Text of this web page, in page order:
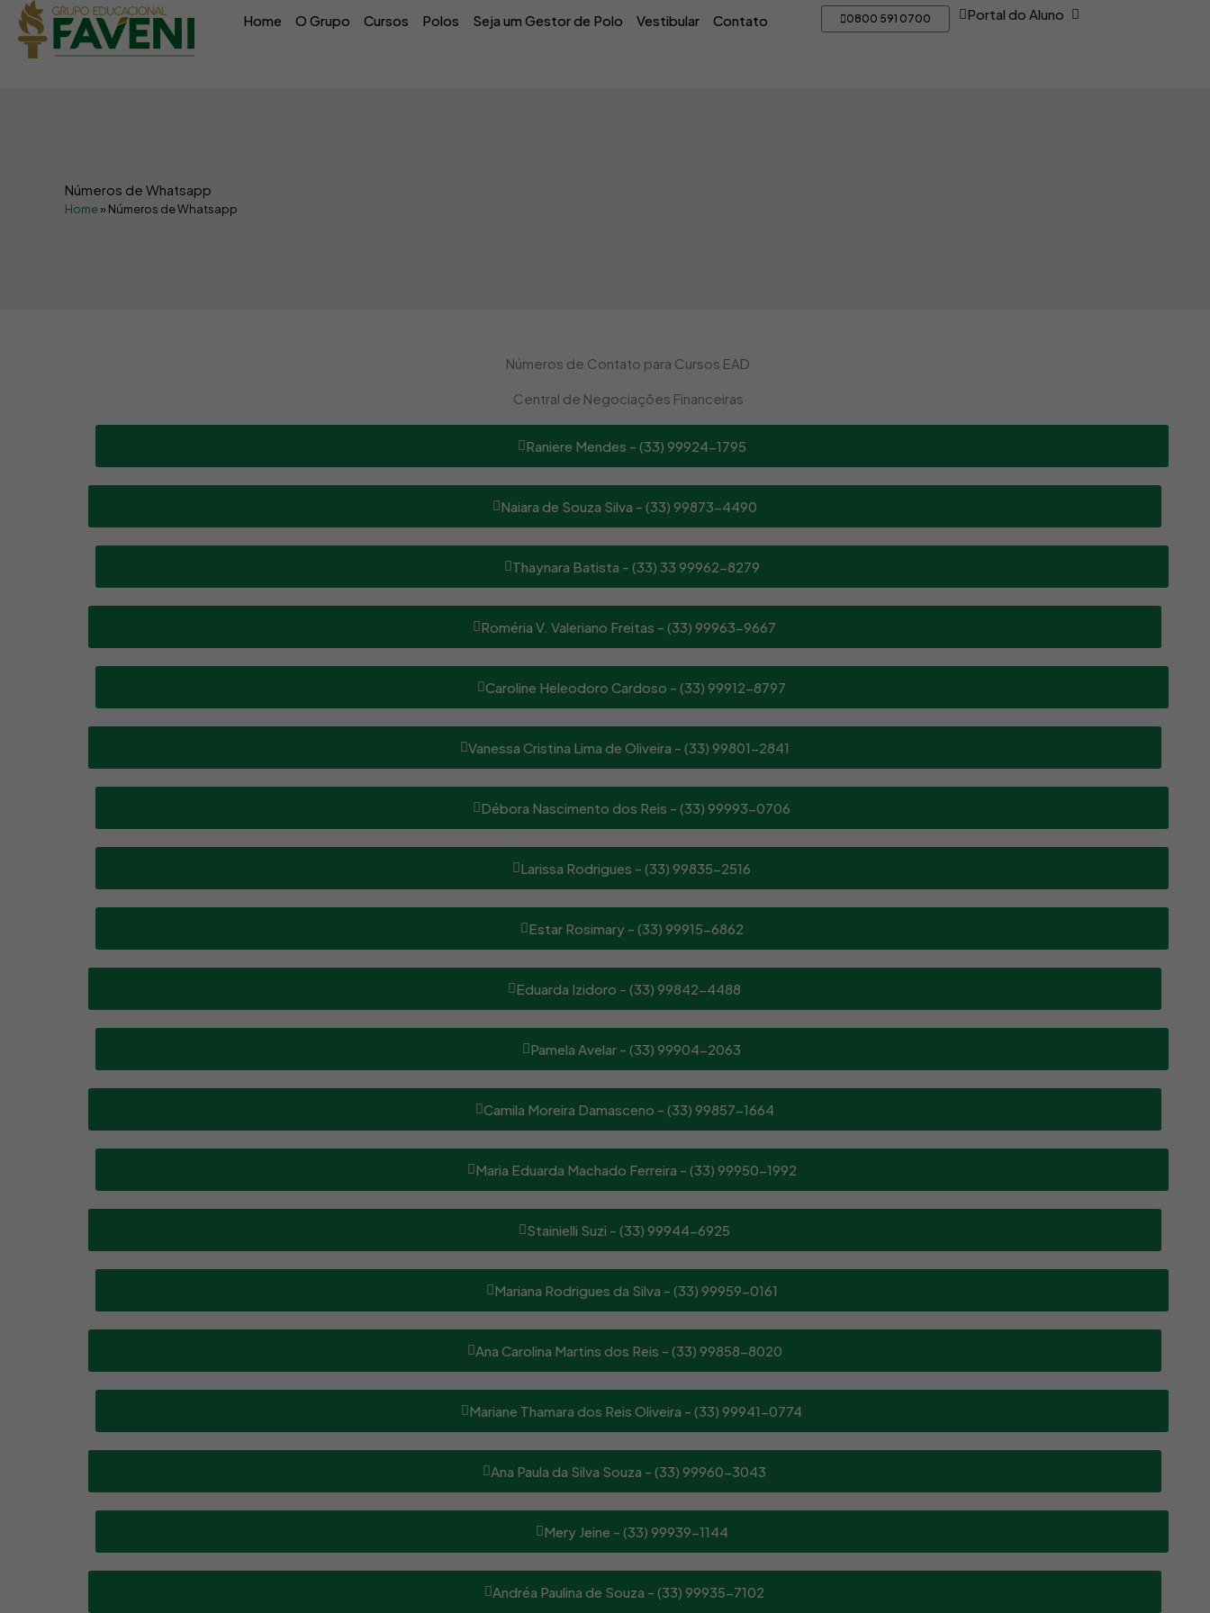
conteúdo
para
Home O Grupo Cursos Polos Seja um Gestor de Polo Vestibular Contato 0800 591 0700 Portal do Aluno Open Portal do Aluno
Números de Whatsapp
Home»Números de Whatsapp
Números de Contato para Cursos EAD
Central de Negociações Financeiras
Raniere Mendes - (33) 99924-1795
Naiara de Souza Silva - (33) 99873-4490
Thaynara Batista - (33) 33 99962-8279
Roméria V. Valeriano Freitas - (33) 99963-9667
Caroline Heleodoro Cardoso - (33) 99912-8797
Vanessa Cristina Lima de Oliveira - (33) 99801-2841
Débora Nascimento dos Reis - (33) 99993-0706
Larissa Rodrigues - (33) 99835-2516
Estar Rosimary - (33) 99915-6862
Eduarda Izidoro - (33) 99842-4488
Pamela Avelar - (33) 99904-2063
Camila Moreira Damasceno - (33) 99857-1664
Maria Eduarda Machado Ferreira - (33) 99950-1992
Stainielli Suzi - (33) 99944-6925
Mariana Rodrigues da Silva - (33) 99959-0161
Ana Carolina Martins dos Reis - (33) 99858-8020
Mariane Thamara dos Reis Oliveira - (33) 99941-0774
Ana Paula da Silva Souza - (33) 99960-3043
Mery Jeine - (33) 99939-1144
Andréa Paulina de Souza - (33) 99935-7102